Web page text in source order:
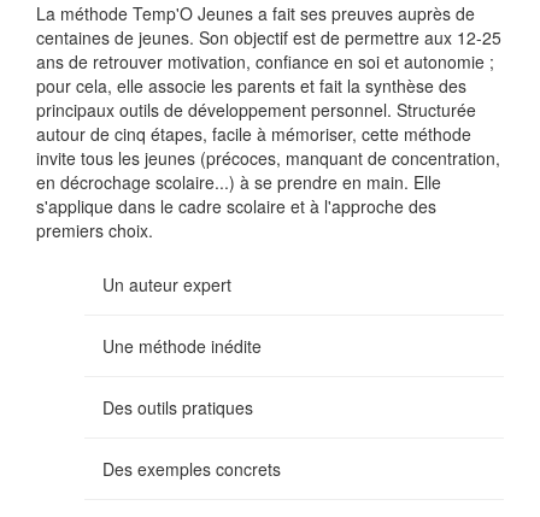
La méthode Temp'O Jeunes a fait ses preuves auprès de
centaines de jeunes. Son objectif est de permettre aux 12-25
ans de retrouver motivation, confiance en soi et autonomie ;
pour cela, elle associe les parents et fait la synthèse des
principaux outils de développement personnel. Structurée
autour de cinq étapes, facile à mémoriser, cette méthode
invite tous les jeunes (précoces, manquant de concentration,
en décrochage scolaire...) à se prendre en main. Elle
s'applique dans le cadre scolaire et à l'approche des
premiers choix.
Un auteur expert
Une méthode inédite
Des outils pratiques
Des exemples concrets